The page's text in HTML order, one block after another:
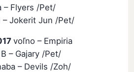
– Flyers /Pet/
Jokerit Jun /Pet/
voľno – Empiria
– Gajary /Pet/
– Devils /Zoh/